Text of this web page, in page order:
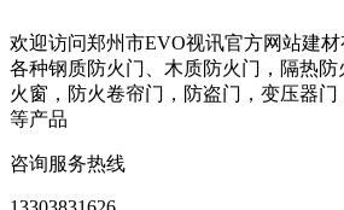
欢迎访问郑州市EVO视讯官方网站建
各种钢质防火门、木质防火门，隔热
火窗，防火卷帘门，防盗门，变压器
等产品
咨询服务热线